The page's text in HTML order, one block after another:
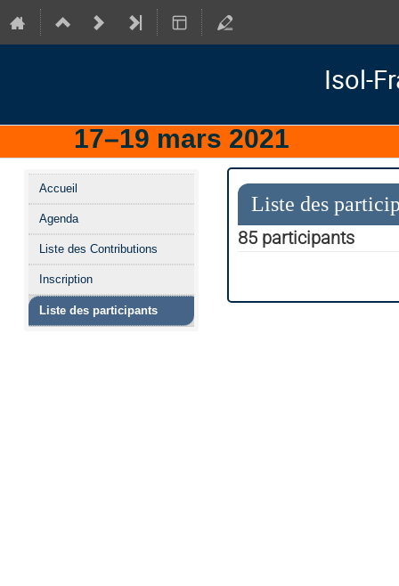
Isol-
17–19 mars 2021
Menu
de
l'événement
Accueil
Agenda
Liste des Contributions
Inscription
Liste des participants
Liste des
85 participants